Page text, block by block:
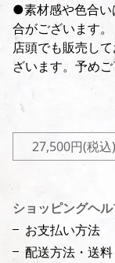
●素材感や色合い
合がございます。
店頭でも販売し
ざいます。予めご
27,500円(税
ショッピングヘ
お支払い方法
配送方法・送料